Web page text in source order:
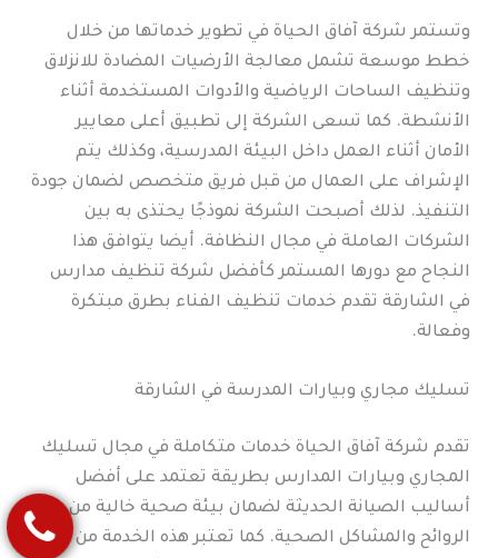
وتستمر شركة آفاق الحياة في تطوير خدماتها من خلال
خطط موسعة تشمل معالجة الأرضيات المضادة للانزلاق
وتنظيف الساحات الرياضية والأدوات المستخدمة أثناء
الأنشطة. كما تسعى الشركة إلى تطبيق أعلى معايير
الأمان أثناء العمل داخل البيئة المدرسية، وكذلك يتم
الإشراف على العمال من قبل فريق متخصص لضمان جودة
التنفيذ. لذلك أصبحت الشركة نموذجًا يحتذى به بين
الشركات العاملة في مجال النظافة. أيضا يتوافق هذا
النجاح مع دورها المستمر كأفضل شركة تنظيف مدارس
في الشارقة تقدم خدمات تنظيف الفناء بطرق مبتكرة
وفعالة.
تسليك مجاري وبيارات المدرسة في الشارقة
تقدم شركة آفاق الحياة خدمات متكاملة في مجال تسليك
المجاري وبيارات المدارس بطريقة تعتمد على أفضل
أساليب الصيانة الحديثة لضمان بيئة صحية خالية من
الروائح والمشاكل الصحية. كما تعتبر هذه الخدمة من أهم